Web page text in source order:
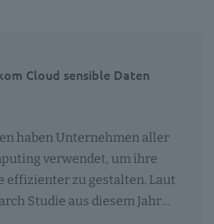
Cloud sensible Daten
haben Unternehmen aller
verwendet, um ihre
effizienter zu gestalten. Laut
Studie aus diesem Jahr…